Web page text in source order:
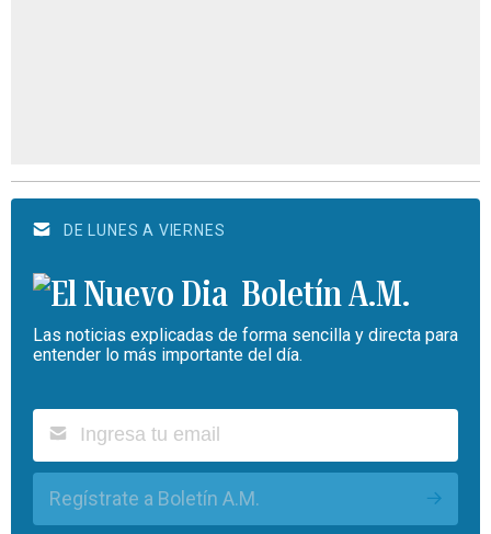
DE LUNES A VIERNES
Boletín A.M.
Las noticias explicadas de forma sencilla y directa para
entender lo más importante del día.
Regístrate a Boletín A.M.